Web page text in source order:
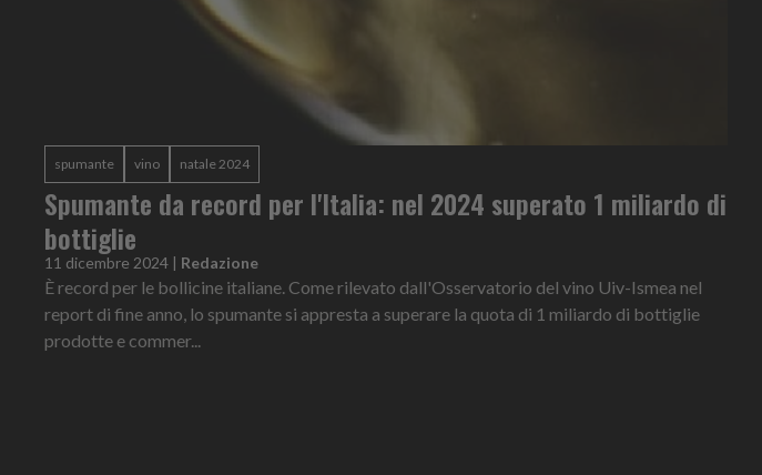
spumante vino natale 2024
Spumante da record per l'Italia: nel 2024 superato 1 miliardo di
bottiglie
11 dicembre 2024 | Redazione
È record per le bollicine italiane. Come rilevato dall'Osservatorio del vino Uiv-Ismea nel
report di fine anno, lo spumante si appresta a superare la quota di 1 miliardo di bottiglie
prodotte e commer...